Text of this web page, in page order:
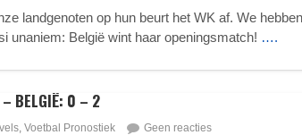
landgenoten op hun beurt het WK af. We
unaniem: België wint haar openingsmatch! ….
– BELGIË: 0 – 2
, Voetbal Pronostiek Geen reacties